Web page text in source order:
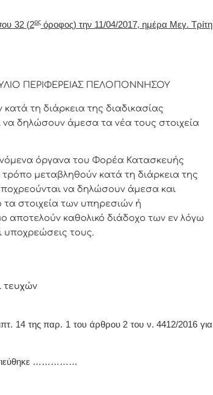
32 (2οςόροφος) την 11/04/2017, ημέρα Μεγ. Τρίτη
ΠΕΡΙΦΕΡΕΙΑΣ ΠΕΛΟΠΟΝΝΗΣΟΥ
τη διάρκεια της διαδικασίας
δηλώσουν άμεσα τα νέα τους στοιχεία
όργανα του Φορέα Κατασκευής
μεταβληθούν κατά τη διάρκεια της
να δηλώσουν άμεσα και
στοιχεία των υπηρεσιών ή
αποτελούν καθολικό διάδοχο των εν λόγω
υποχρεώσεις τους.
τευχών
14 της παρ. 1 του άρθρου 2 του ν. 4412/2016 για
……………